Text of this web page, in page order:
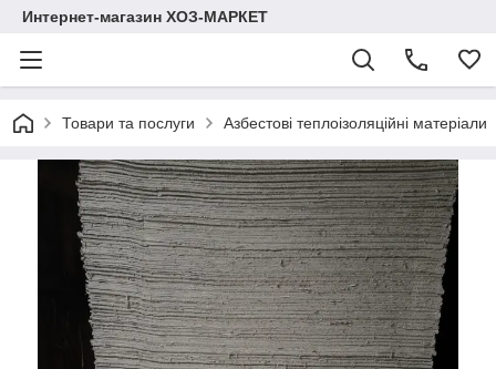
Интернет-магазин ХОЗ-МАРКЕТ
Товари та послуги Азбестові теплоізоляційні матеріали